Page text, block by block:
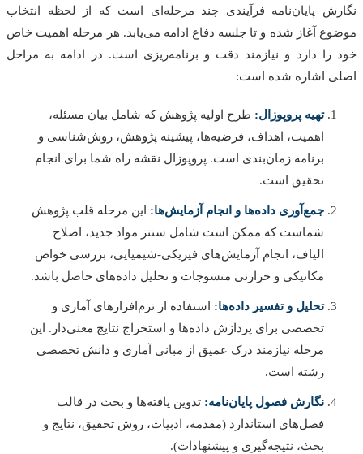
پایان‌نامه فرآیندی چند مرحله‌ای است که از لحظه انتخاب
آغاز شده و تا جلسه دفاع ادامه می‌یابد. هر مرحله اهمیت خاص
را دارد و نیازمند دقت و برنامه‌ریزی است. در ادامه به مراحل
اشاره شده است:
تهیه پروپوزال:طرح اولیه پژوهش که شامل بیان مسئله،
اهمیت، اهداف، فرضیه‌ها، پیشینه پژوهش، روش‌شناسی و
برنامه زمان‌بندی است. پروپوزال نقشه راه شما برای انجام
تحقیق است.
جمع‌آوری داده‌ها و انجام آزمایش‌ها:این مرحله قلب پژوهش
شماست که ممکن است شامل سنتز مواد جدید، اصلاح
الیاف، انجام آزمایش‌های فیزیکی-شیمیایی، بررسی خواص
مکانیکی و حرارتی منسوجات و تحلیل داده‌های حاصل باشد.
تحلیل و تفسیر داده‌ها:استفاده از نرم‌افزارهای آماری و
تخصصی برای پردازش داده‌ها و استخراج نتایج معنی‌دار. این
مرحله نیازمند درک عمیق از مبانی آماری و دانش تخصصی
رشته است.
نگارش فصول پایان‌نامه:تدوین یافته‌ها و بحث در قالب
فصل‌های استاندارد (مقدمه، ادبیات، روش تحقیق، نتایج و
بحث، نتیجه‌گیری و پیشنهادات).